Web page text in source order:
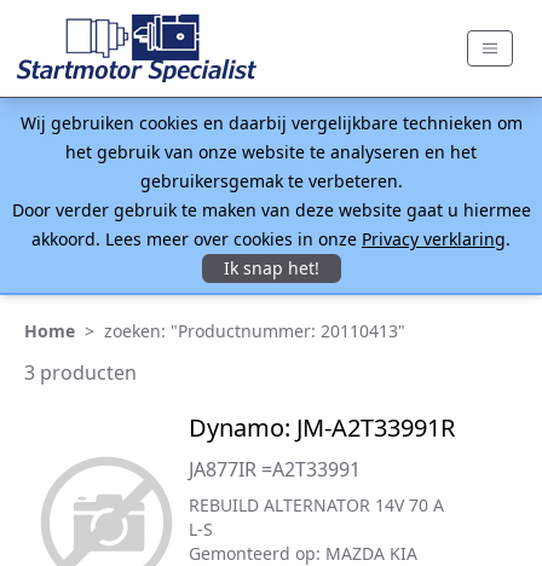
Wij gebruiken cookies en daarbij vergelijkbare technieken om
het gebruik van onze website te analyseren en het
gebruikersgemak te verbeteren.
Door verder gebruik te maken van deze website gaat u hiermee
akkoord. Lees meer over cookies in onze Privacy verklaring.
Ik snap het!
Home > zoeken: "Productnummer: 20110413"
3 producten
Dynamo: JM-A2T33991R
JA877IR =A2T33991
REBUILD ALTERNATOR 14V 70 A
L-S
Gemonteerd op: MAZDA KIA